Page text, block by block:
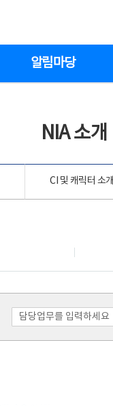
알림마당
NIA 소개
CI 및 캐릭터 소개